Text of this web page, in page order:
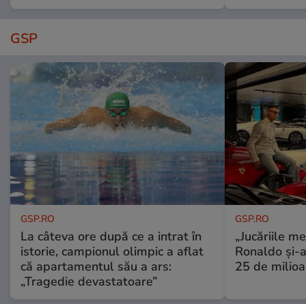
GSP
GSP.RO
La câteva ore după ce a intrat în
istorie, campionul olimpic a aflat
că apartamentul său a ars:
„Tragedie devastatoare”
GSP.RO
„Jucăriile
Ronaldo și-
25 de